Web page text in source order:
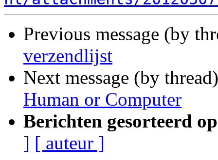
Previous message (by
verzendlijst
Next message (by
Human or Computer
Berichten gesorteerd
] [ auteur ]